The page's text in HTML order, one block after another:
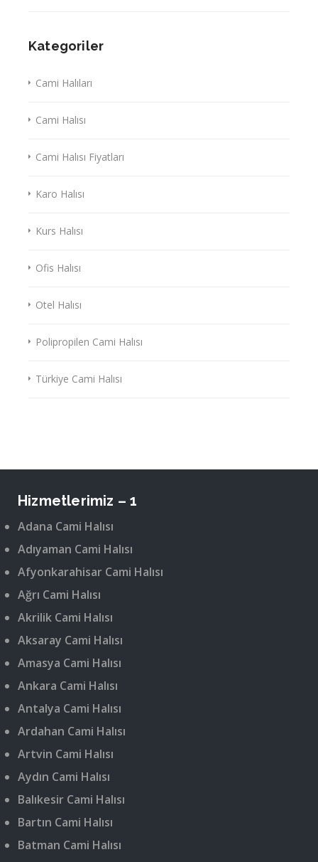
Kategoriler
Cami Halıları
Cami Halısı
Cami Halısı Fiyatları
Karo Halısı
Kurs Halısı
Ofis Halısı
Otel Halısı
Polipropilen Cami Halısı
Türkiye Cami Halısı
Hizmetlerimiz – 1
Adana Cami Halısı
Adıyaman Cami Halısı
Afyonkarahisar Cami Halısı
Ağrı Cami Halısı
Akrilik Cami Halısı
Aksaray Cami Halısı
Amasya Cami Halısı
Ankara Cami Halısı
Antalya Cami Halısı
Ardahan Cami Halısı
Artvin Cami Halısı
Aydın Cami Halısı
Balıkesir Cami Halısı
Bartın Cami Halısı
Batman Cami Halısı